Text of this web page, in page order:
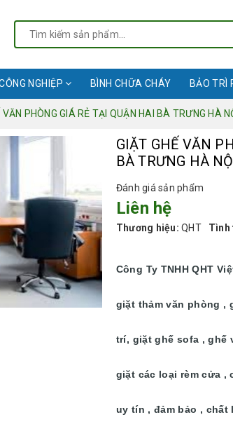
NGHIỆP BÌNH CHỮA CHÁY BẢO TRÌ
VĂN PHÒNG GIÁ RẺ TẠI QUẬN HAI BÀ TRƯNG HÀ
GIẶT GHẾ VĂN
BÀ TRƯNG HÀ
Đánh giá sản phẩm
Liên hệ
Thương hiệu: QHT Tình
Công Ty TNHH QHT
giặt thảm văn phòng ,
trí, giặt ghế sofa , ghế
giặt các loại rèm cửa ,
uy tín , đảm bảo ,